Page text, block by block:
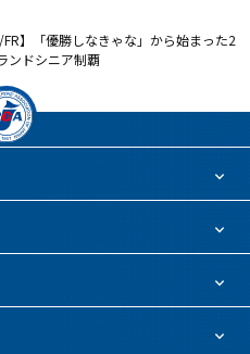
/FR】「優勝しなきゃな」から始まった2
ンドシニア制覇